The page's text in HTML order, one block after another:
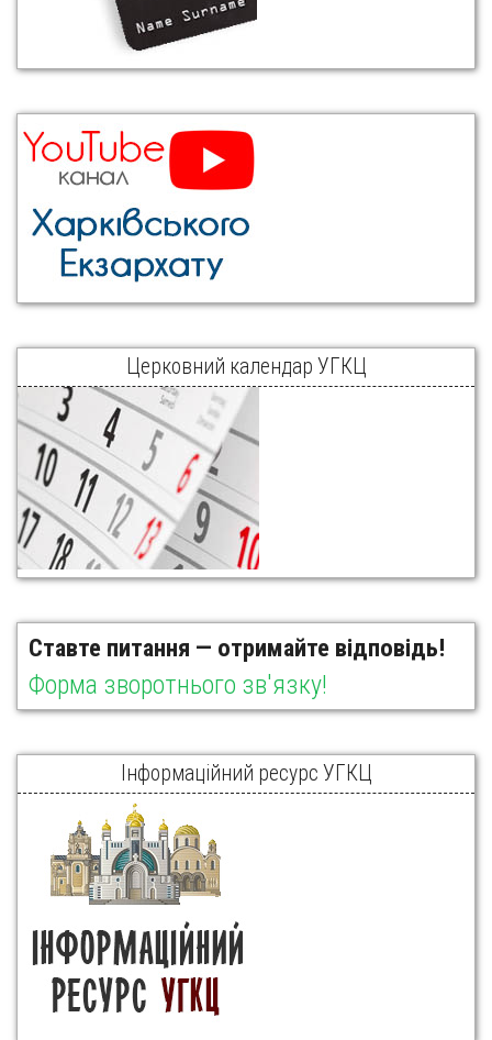
Церковний календар УГКЦ
Ставте питання — отримайте відповідь!
Форма зворотнього зв'язку!
Інформаційний ресурс УГКЦ